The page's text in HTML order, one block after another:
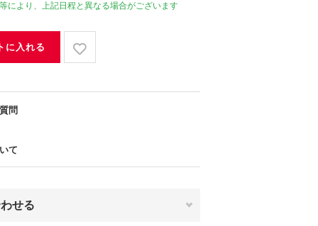
により、上記日程と異なる場合がございます
に入れる
問
て
せる